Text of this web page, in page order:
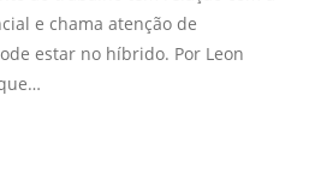
e chama atenção de
estar no híbrido. Por Leon